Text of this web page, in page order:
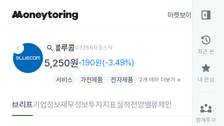
마켓보이스
star search 블루콤033560코스닥
5,250원-190원(-3.49%)
서비스 가전제품 전자제품 2개 테마 더보기 add
브리프기업정보재무정보투자지표실적전망밸류체인
right_panel_open
history
최근 본
star
내 관심
partner_exchange
함께투자